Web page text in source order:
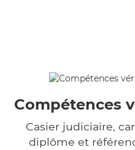
Compétences
Casier judiciaire,
diplôme et